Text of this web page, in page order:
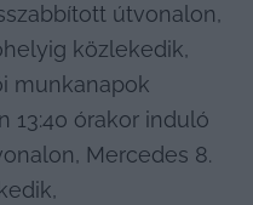
útvonalon,
közlekedik,
13:40 órakor induló
Mercedes 8.